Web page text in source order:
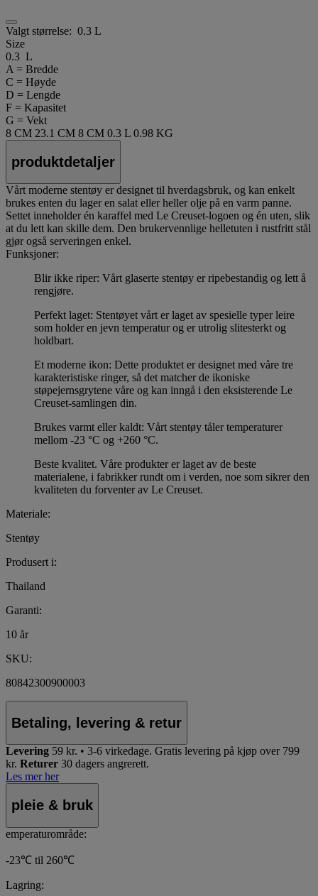
Valgt størrelse: 0.3 L
Size
0.3 L
A = Bredde
C = Høyde
D = Lengde
F = Kapasitet
G = Vekt
8 CM 23.1 CM 8 CM 0.3 L 0.98 KG
produktdetaljer
Vårt moderne stentøy er designet til hverdagsbruk, og kan enkelt
brukes enten du lager en salat eller heller olje på en varm panne.
Settet inneholder én karaffel med Le Creuset-logoen og én uten, slik
at du lett kan skille dem. Den brukervennlige helletuten i rustfritt stål
gjør også serveringen enkel.
Funksjoner:
Blir ikke riper: Vårt glaserte stentøy er ripebestandig og lett å
rengjøre.
Perfekt laget: Stentøyet vårt er laget av spesielle typer leire
som holder en jevn temperatur og er utrolig slitesterkt og
holdbart.
Et moderne ikon: Dette produktet er designet med våre tre
karakteristiske ringer, så det matcher de ikoniske
støpejernsgrytene våre og kan inngå i den eksisterende Le
Creuset-samlingen din.
Brukes varmt eller kaldt: Vårt stentøy tåler temperaturer
mellom -23 °C og +260 °C.
Beste kvalitet. Våre produkter er laget av de beste
materialene, i fabrikker rundt om i verden, noe som sikrer den
kvaliteten du forventer av Le Creuset.
Materiale:
Stentøy
Produsert i:
Thailand
Garanti:
10 år
SKU:
80842300900003
Betaling, levering & retur
Levering 59 kr. • 3-6 virkedage. Gratis levering på kjøp over 799
kr. Returer 30 dagers angrerett.
Les mer her
pleie & bruk
emperaturområde:
-23℃ til 260℃
Lagring: